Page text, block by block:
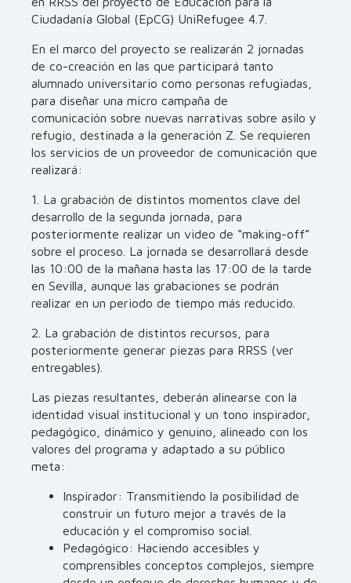
Ciudadanía Global (EpCG) UniRefugee 4.7.
En el marco del proyecto se realizarán 2 jornadas
de co-creación en las que participará tanto
alumnado universitario como personas refugiadas,
para diseñar una micro campaña de
comunicación sobre nuevas narrativas sobre asilo y
refugio, destinada a la generación Z. Se requieren
los servicios de un proveedor de comunicación que
realizará:
1. La grabación de distintos momentos clave del
desarrollo de la segunda jornada, para
posteriormente realizar un video de “making-off”
sobre el proceso. La jornada se desarrollará desde
las 10:00 de la mañana hasta las 17:00 de la tarde
en Sevilla, aunque las grabaciones se podrán
realizar en un periodo de tiempo más reducido.
2. La grabación de distintos recursos, para
posteriormente generar piezas para RRSS (ver
entregables).
Las piezas resultantes, deberán alinearse con la
identidad visual institucional y un tono inspirador,
pedagógico, dinámico y genuino, alineado con los
valores del programa y adaptado a su público
meta:
Inspirador: Transmitiendo la posibilidad de
construir un futuro mejor a través de la
educación y el compromiso social.
Pedagógico: Haciendo accesibles y
comprensibles conceptos complejos, siempre